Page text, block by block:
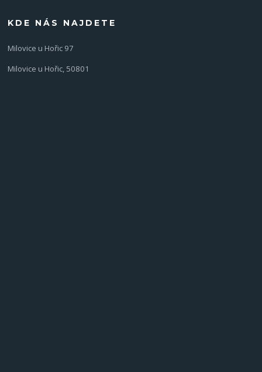
KDE NÁS NAJDETE
Milovice u Hořic 97
Milovice u Hořic, 50801